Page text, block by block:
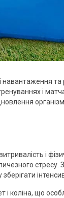
навантаження
і
і
стресу.
коліна, що